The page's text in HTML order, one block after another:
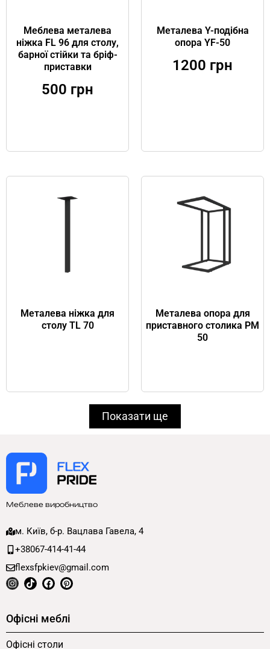
Меблева металева
ніжка FL 96 для столу,
барної стійки та бріф-
приставки
500 грн
Металева Y-подібна
опора YF-50
1200 грн
Металева ніжка для
столу TL 70
Металева опора для
приставного столика PM
50
Показати ще
Меблеве виробництво
м. Київ, б-р. Вацлава Гавела, 4
+38067-414-41-44
flexsfpkiev@gmail.com
Офісні меблі
Офісні столи